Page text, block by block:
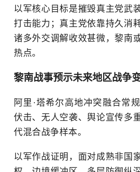
以军核心目标是摧毁真主党武
打击能力；真主党依靠持久消
诸多外交调解收效甚微，黎南
热点。
黎南战事预示未来地区战争
阿里·塔希尔高地冲突融合常
伏击、无人空袭、舆论宣传多
代混合战争样本。
以军作战证明，面对成熟非国